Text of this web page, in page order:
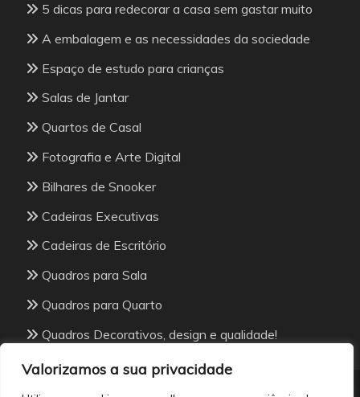
Valorizamos a sua privacidade
5 dicas para redecorar a casa sem gastar muito
A embalagem e as necessidades da sociedade
Espaço de estudo para crianças
Salas de Jantar
Quartos de Casal
Fotografia e Arte Digital
Bilhares de Snooker
Cadeiras Executivas
Cadeiras de Escritório
Quadros para Sala
Quadros para Quarto
Quadros Decorativos, design e qualidade!